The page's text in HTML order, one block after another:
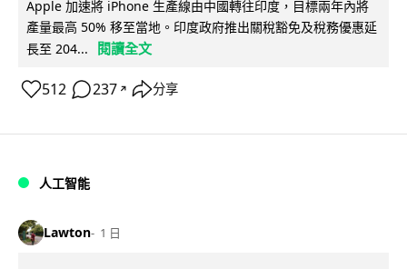
Apple 加速將 iPhone 生產線由中國轉往印度，目標兩年內將
產量最高 50% 移至當地。印度政府推出關稅豁免及稅務優惠延
長至 204...
閱讀全文
512 237 ↗ 分享
人工智能
Lawton 1 日